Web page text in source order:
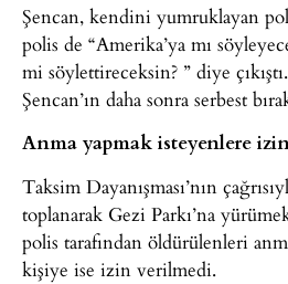
Şencan, kendini yumruklayan
polis de “Amerika’ya mı
mi söylettireceksin? ” diye
Şencan’ın daha sonra serbest
Anma yapmak isteyenlere
Taksim Dayanışması’nın
toplanarak Gezi Parkı’na
polis tarafından öldürülenleri
kişiye ise izin verilmedi.